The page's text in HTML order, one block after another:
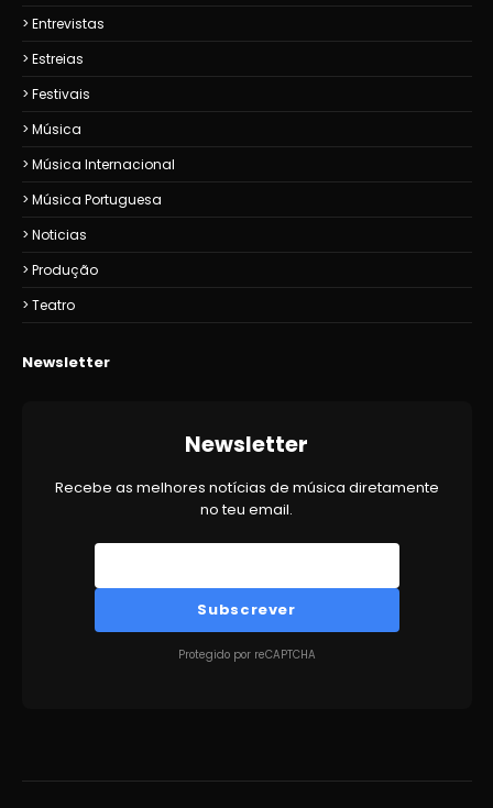
Entrevistas
Estreias
Festivais
Música
Música Internacional
Música Portuguesa
Noticias
Produção
Teatro
Newsletter
Newsletter
Recebe as melhores notícias de música diretamente
no teu email.
Subscrever
Protegido por reCAPTCHA